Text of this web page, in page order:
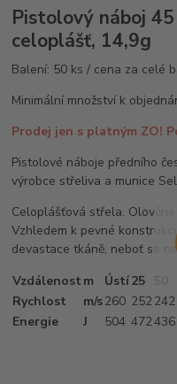
Pistolový náboj
celoplášť, 14,9g
Balení: 50 ks / cena za celé
Minimální množství k
Prodej jen s platným ZO!
Pistolové náboje předního
výrobce střeliva a munice
Celoplášťová střela.
Vzhledem k pevné
devastace tkáně, neboť se
Vzdálenost m Ústí25
Rychlost
m/s260 252242
Energie
J 504 472436